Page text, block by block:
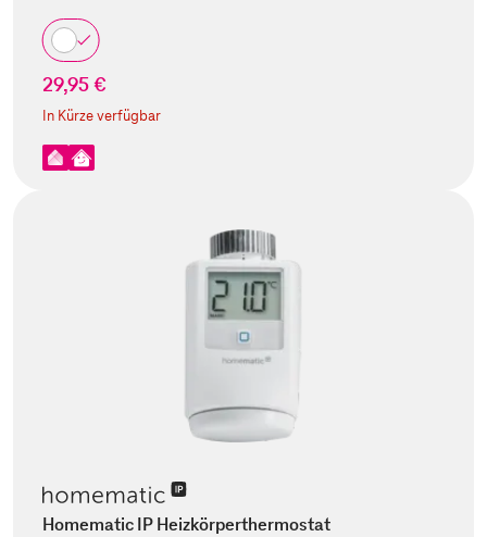
29,95 €
In Kürze verfügbar
Homematic IP Heizkörperthermostat